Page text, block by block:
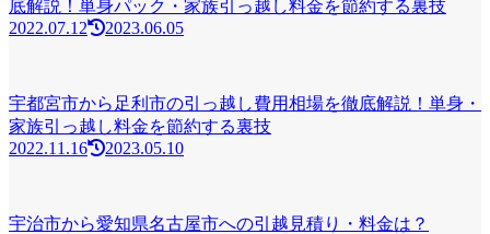
底解説！単身パック・家族引っ越し料金を節約する裏技
2022.07.12
2023.06.05
宇都宮市から足利市の引っ越し費用相場を徹底解説！単身・
家族引っ越し料金を節約する裏技
2022.11.16
2023.05.10
宇治市から愛知県名古屋市への引越見積り・料金は？